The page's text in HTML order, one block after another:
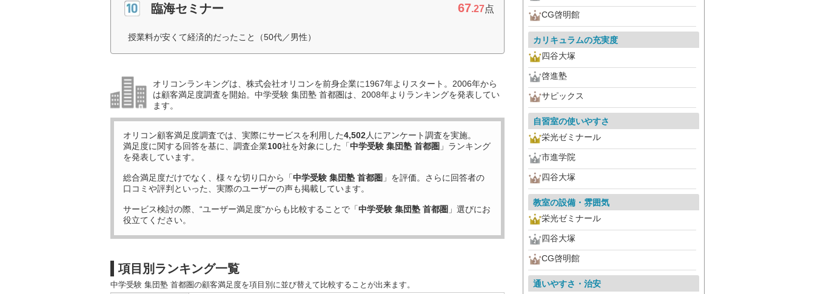
臨海セミナー 67.27点
授業料が安くて経済的だったこと（50代／男性）
オリコンランキングは、株式会社オリコンを前身企業に1967年よりスタート。2006年から
は顧客満足度調査を開始。中学受験 集団塾 首都圏は、2008年よりランキングを発表してい
ます。
オリコン顧客満足度調査では、実際にサービスを利用した4,502人にアンケート調査を実施。
満足度に関する回答を基に、調査企業100社を対象にした「中学受験 集団塾 首都圏 」ランキング
を発表しています。
総合満足度だけでなく、様々な切り口から「中学受験 集団塾 首都圏 」を評価。さらに回答者の
口コミや評判といった、実際のユーザーの声も掲載しています。
サービス検討の際、“ユーザー満足度”からも比較することで「中学受験 集団塾 首都圏 」選びにお
役立てください。
項目別ランキング一覧
中学受験 集団塾 首都圏の顧客満足度を項目別に並び替えて比較することが出来ます。
CG啓明館
カリキュラムの充実度
四谷大塚
啓進塾
サピックス
自習室の使いやすさ
栄光ゼミナール
市進学院
四谷大塚
教室の設備・雰囲気
栄光ゼミナール
四谷大塚
CG啓明館
通いやすさ・治安